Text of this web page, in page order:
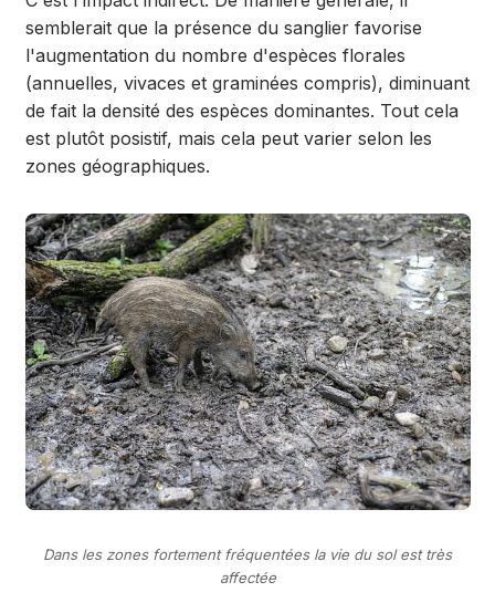
semblerait que la présence du sanglier favorise
l'augmentation du nombre d'espèces florales
(annuelles, vivaces et graminées compris), diminuant
de fait la densité des espèces dominantes. Tout cela
est plutôt posistif, mais cela peut varier selon les
zones géographiques.
Dans les zones fortement fréquentées la vie du sol est très
affectée